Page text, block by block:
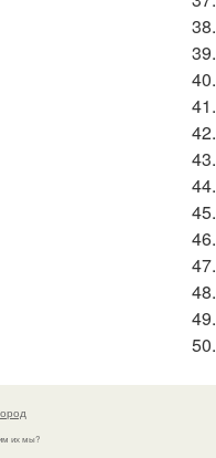
38.
39.
40.
41.
42.
43.
44.
45.
46.
47.
48.
49.
50.
их мы?